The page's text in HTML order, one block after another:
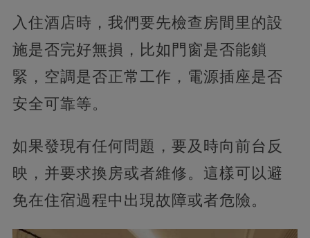
入住酒店時，我們要先檢查房間里的設
施是否完好無損，比如門窗是否能鎖
緊，空調是否正常工作，電源插座是否
安全可靠等。
如果發現有任何問題，要及時向前台反
映，并要求換房或者維修。這樣可以避
免在住宿過程中出現故障或者危險。